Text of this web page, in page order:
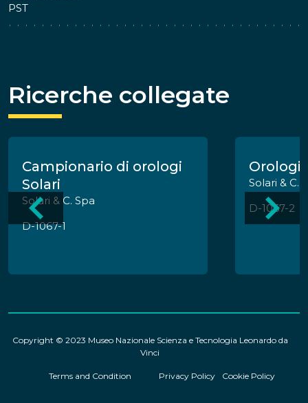
PST
Ricerche collegate
Campionario di orologi
Solari
Solari & C. Spa
D-1067-1
Solari & C.
D-1067-2
Copyright © 2023 Museo Nazionale Scienza e Tecnologia Leonardo da
Vinci
Terms and Condition Privacy Policy Cookie Policy